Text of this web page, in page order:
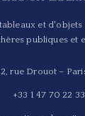
et
publiques et
rue Drouot –
+33 1 47 70 22 33